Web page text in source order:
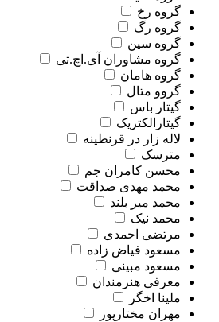
گروه رخ
گروه رگ
گروه سین
گروه مشاوران آی.اچ.تی
گروه هامان
گروو متال
گیتار باس
گیتارالکتریک
لاله زار در قرنطینه
مترسک
محسن کامران جم
محمد مهدی صداقت
محمد میر بلند
محمد نیک
مرتضی احمدی
مسعود فیاض زاده
مسعود مبینی
معرفی هنرمندان
ملینا اخگر
مهران مختارپور